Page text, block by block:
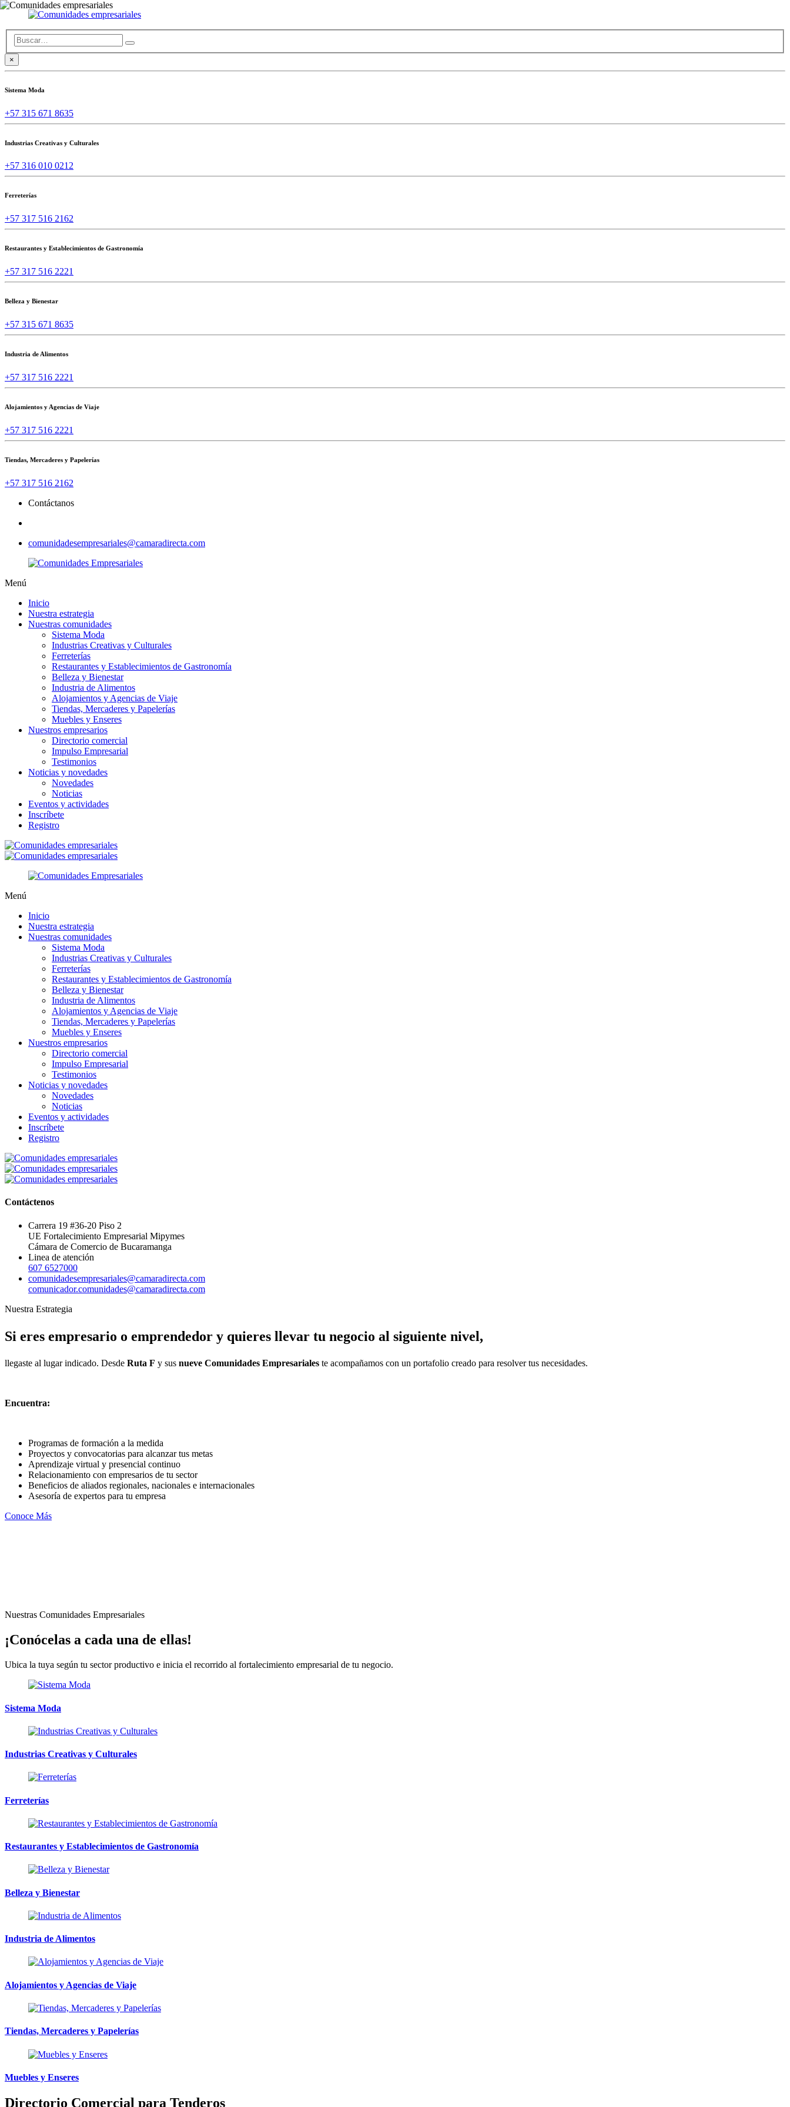
×
Sistema Moda
+57 315 671 8635
Industrias Creativas y Culturales
+57 316 010 0212
Ferreterías
+57 317 516 2162
Restaurantes y Establecimientos de Gastronomía
+57 317 516 2221
Belleza y Bienestar
+57 315 671 8635
Industria de Alimentos
+57 317 516 2221
Alojamientos y Agencias de Viaje
+57 317 516 2221
Tiendas, Mercaderes y Papelerías
+57 317 516 2162
Contáctanos
comunidadesempresariales@camaradirecta.com
Menú
Inicio
Nuestra estrategia
Nuestras comunidades
Sistema Moda
Industrias Creativas y Culturales
Ferreterías
Restaurantes y Establecimientos de Gastronomía
Belleza y Bienestar
Industria de Alimentos
Alojamientos y Agencias de Viaje
Tiendas, Mercaderes y Papelerías
Muebles y Enseres
Nuestros empresarios
Directorio comercial
Impulso Empresarial
Testimonios
Noticias y novedades
Novedades
Noticias
Eventos y actividades
Inscríbete
Registro
Menú
Inicio
Nuestra estrategia
Nuestras comunidades
Sistema Moda
Industrias Creativas y Culturales
Ferreterías
Restaurantes y Establecimientos de Gastronomía
Belleza y Bienestar
Industria de Alimentos
Alojamientos y Agencias de Viaje
Tiendas, Mercaderes y Papelerías
Muebles y Enseres
Nuestros empresarios
Directorio comercial
Impulso Empresarial
Testimonios
Noticias y novedades
Novedades
Noticias
Eventos y actividades
Inscríbete
Registro
Contáctenos
Carrera 19 #36-20 Piso 2
UE Fortalecimiento Empresarial Mipymes
Cámara de Comercio de Bucaramanga
Linea de atención
607 6527000
comunidadesempresariales@camaradirecta.com
comunicador.comunidades@camaradirecta.com
Nuestra Estrategia
Si eres empresario o emprendedor y quieres llevar tu negocio al siguiente nivel,
llegaste al lugar indicado. Desde Ruta F y sus nueve Comunidades Empresariales te acompañamos con un portafolio creado para resolver tus necesidades.
Encuentra:
Programas de formación a la medida
Proyectos y convocatorias para alcanzar tus metas
Aprendizaje virtual y presencial continuo
Relacionamiento con empresarios de tu sector
Beneficios de aliados regionales, nacionales e internacionales
Asesoría de expertos para tu empresa
Conoce Más
Nuestras Comunidades Empresariales
¡Conócelas a cada una de ellas!
Ubica la tuya según tu sector productivo e inicia el recorrido al fortalecimiento empresarial de tu negocio.
Sistema Moda
Industrias Creativas y Culturales
Ferreterías
Restaurantes y Establecimientos de Gastronomía
Belleza y Bienestar
Industria de Alimentos
Alojamientos y Agencias de Viaje
Tiendas, Mercaderes y Papelerías
Muebles y Enseres
Directorio Comercial para Tenderos